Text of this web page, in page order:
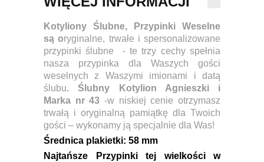
Kotyliony Ślubne,
Przypinki Weselne
są oryginalne, trwałe i spersonalizowane
przypinki ślubne - te trzy cechy spełnia
nasza przypinka dla Waszych gości
weselnych z Waszymi imionami i datą
ślubu. Ślubny Kotylion Agnieszki i
Marka nr 43 -w niskiej cenie otrzymasz
trwałą i oryginalną pamiątkę dla Twoich
gości – wykonamy ją specjalnie dla Was!
Średnica plakietki: 58 mm
Najtańsze Przypinki tej wielkości w